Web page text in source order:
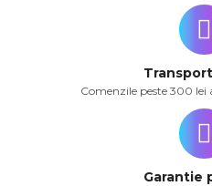
Comenzile peste 300 lei
Garantie